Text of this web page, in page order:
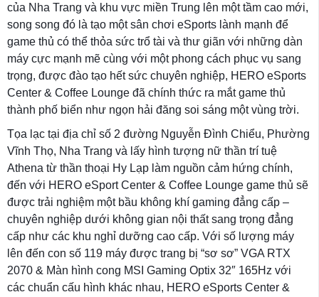
của Nha Trang và khu vực miền Trung lên một tầm cao mới,
song song đó là tạo một sân chơi eSports lành mạnh để
game thủ có thể thỏa sức trổ tài và thư giãn với những dàn
máy cực mạnh mẽ cùng với một phong cách phục vụ sang
trọng, được đào tạo hết sức chuyên nghiệp, HERO eSports
Center & Coffee Lounge đã chính thức ra mắt game thủ
thành phố biển như ngọn hải đăng soi sáng một vùng trời.
Tọa lạc tại địa chỉ số 2 đường Nguyễn Đình Chiểu, Phường
Vĩnh Thọ, Nha Trang và lấy hình tượng nữ thần trí tuệ
Athena từ thần thoại Hy Lạp làm nguồn cảm hứng chính,
đến với HERO eSport Center & Coffee Lounge game thủ sẽ
được trải nghiệm một bầu không khí gaming đẳng cấp –
chuyên nghiệp dưới không gian nội thất sang trọng đẳng
cấp như các khu nghỉ dưỡng cao cấp. Với số lượng máy
lên đến con số 119 máy được trang bị “sơ sơ” VGA RTX
2070 & Màn hình cong MSI Gaming Optix 32″ 165Hz với
các chuẩn cấu hình khác nhau, HERO eSports Center &